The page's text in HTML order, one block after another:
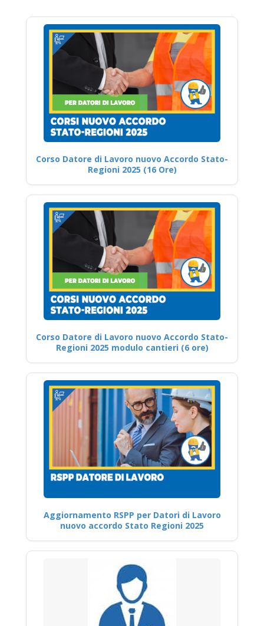
Corso Datore di Lavoro nuovo Accordo Stato-
Regioni 2025 (16 Ore)
Corso Datore di Lavoro nuovo Accordo Stato-
Regioni 2025 modulo cantieri (6 ore)
Aggiornamento RSPP per Datori di Lavoro
nuovo accordo Stato Regioni 2025